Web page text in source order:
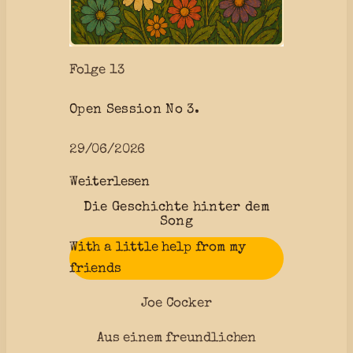
i
p
Folge 13
Open Session No 3.
29/06/2026
Weiterlesen:
O
e
e
Die Geschichte hinter dem
Song
With a little help from my
friends
Joe Cocker
Aus einem freundlichen